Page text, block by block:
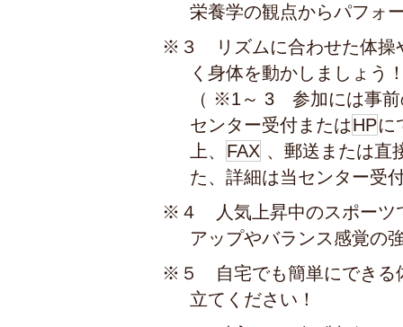
栄養学の観点からパフォ
※３ リズムに合わせた体操
く身体を動かしましょう
（ ※1～ 3 参加には事前
センター受付またはHPに
上、
FAX 、郵送または直
た、詳細は当センター受
※４ 人気上昇中のスポーツ
アップやバランス感覚の
※５ 自宅でも簡単にできる
立てください！